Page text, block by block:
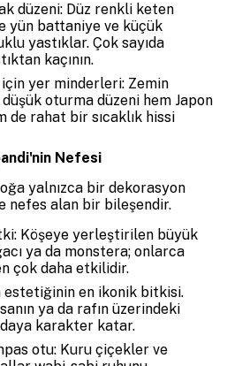
düzeni: Düz renkli keten
yün battaniye ve küçük
yastıklar. Çok sayıda
kaçının.
için yer minderleri: Zemin
oturma düzeni hem Japon
de rahat bir sıcaklık hissi
Nefesi
yalnızca bir dekorasyon
nefes alan bir bileşendir.
Köşeye yerleştirilen büyük
ya da monstera; onlarca
çok daha etkilidir.
estetiğinin en ikonik bitkisi.
ya da rafın üzerindeki
karakter katar.
otu: Kuru çiçekler ve